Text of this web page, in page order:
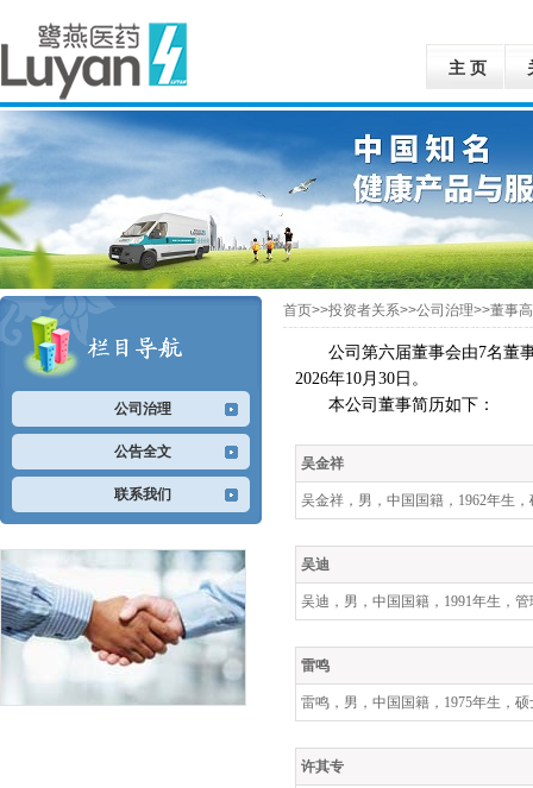
主 页
公司治理
公告全文
联系我们
首页>>投资者关系>>公司治理>>董事
公司第六届董事会由7名董
2026年10月30 日 。
本公司董事简历如下：
吴金祥
吴金祥，男，中国国籍，1962年生
吴迪
吴迪，男，中国国籍， 1991年生，管
雷鸣
雷鸣，男，中国国籍， 1975年生，硕
许其专